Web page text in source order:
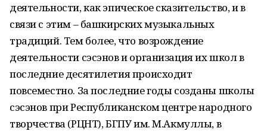
деятельности, как эпическое сказительство, и в
связи с этим – башкирских музыкальных
традиций. Тем более, что возрождение
деятельности сэсэнов и организация их школ в
последние десятилетия происходит
повсеместно. За последние годы созданы школы
сэсэнов при Республиканском центре народного
творчества (РЦНТ), БГПУ им. М.Акмуллы, в